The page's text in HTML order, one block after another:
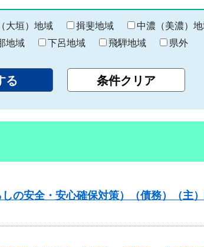
大垣）地域 揖斐地域 中濃（美濃）
地域 下呂地域 飛騨地域 県外
しの安全・安心確保対策）（債務）（